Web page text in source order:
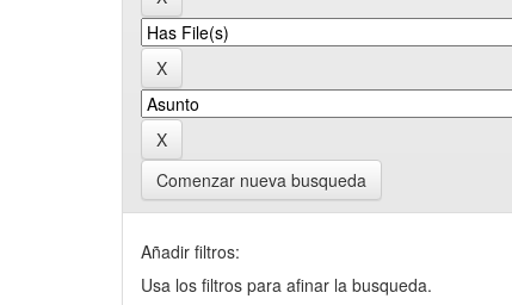
Comenzar nueva busqueda
Añadir filtros:
Usa los filtros para afinar la busqueda.